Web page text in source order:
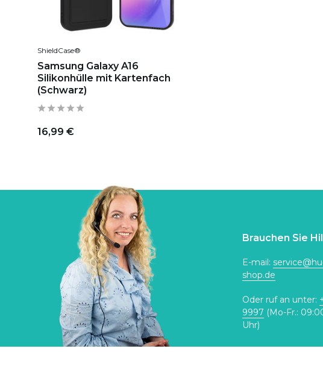
ShieldCase®
Samsung Galaxy A16
Silikonhülle mit Kartenfach
(Schwarz)
16,99 €
Brauchen Sie
E-mail:
shop.de
Oder ruf an unter:
9997 (Mo-Fr.:
Uhr)